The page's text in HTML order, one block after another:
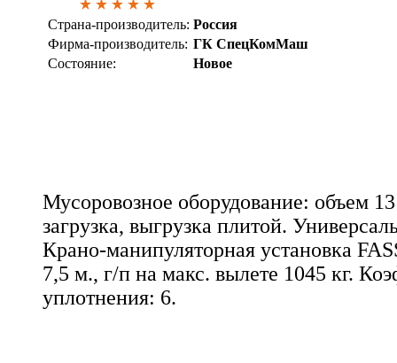
Страна-производитель: Россия
Фирма-производитель: ГК СпецКомМаш
Состояние:
Новое
Мусоровозное оборудование: объем
загрузка, выгрузка плитой.
Крано-манипуляторная установка
7,5 м., г/п на макс. вылете 1045 кг.
уплотнения: 6.